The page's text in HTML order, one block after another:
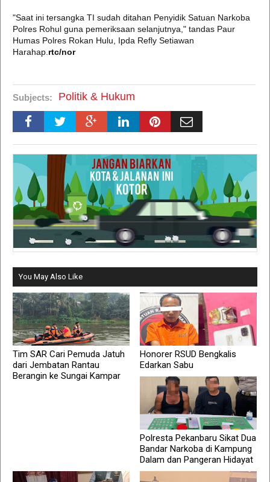
"Saat ini tersangka TI sudah ditahan Penyidik Satuan Narkoba
Polres Rohul guna pemeriksaan selanjutnya," tandas Paur
Humas Polres Rokan Hulu, Ipda Refly Setiawan
Harahap. rtc/nor
Subjects: Politik & Hukum
You May Also Like
Tim SAR Cari Pemuda Jatuh
dari Jembatan Rantau
Berangin ke Sungai Kampar
Honorer RSUD Bengkalis
Edarkan Sabu
Polresta Pekanbaru Sikat Dua
Bandar Narkoba di Kampung
Dalam dan Pangeran Hidayat